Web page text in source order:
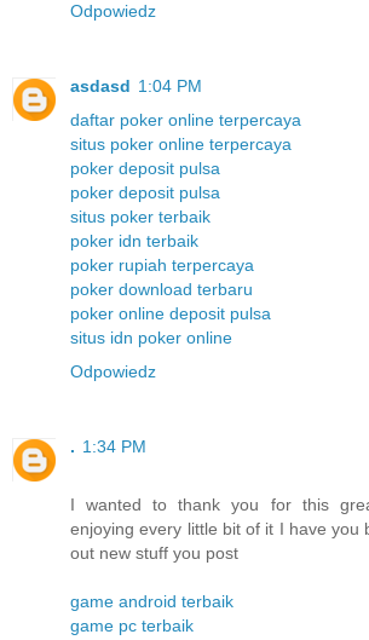
Odpowiedz
asdasd 1:04 PM
daftar poker online terpercaya
situs poker online terpercaya
poker deposit pulsa
poker deposit pulsa
situs poker terbaik
poker idn terbaik
poker rupiah terpercaya
poker download terbaru
poker online deposit pulsa
situs idn poker online
Odpowiedz
. 1:34 PM
I wanted to thank you for this
enjoying every little bit of it I have you
out new stuff you post
game android terbaik
game pc terbaik